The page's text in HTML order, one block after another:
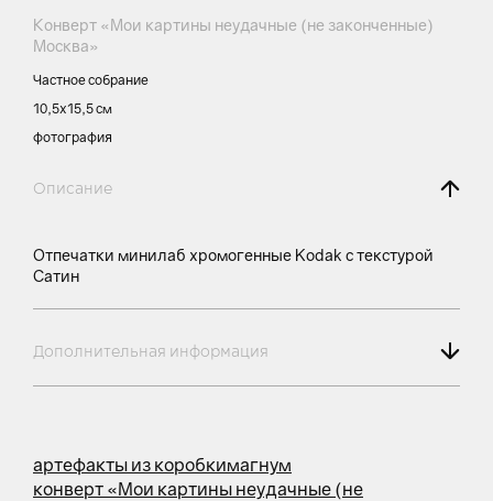
Конверт «Мои картины неудачные (не законченные)
Москва»
Частное собрание
10,5х15,5 см
фотография
Описание
Отпечатки минилаб хромогенные Kodak с текстурой
Сатин
Дополнительная информация
артефакты из коробкимагнум
конверт «Мои картины неудачные (не